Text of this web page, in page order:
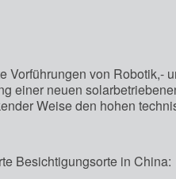
Vorführungen von Robotik,-
einer neuen
Weise den hohen
Besichtigungsorte in China: